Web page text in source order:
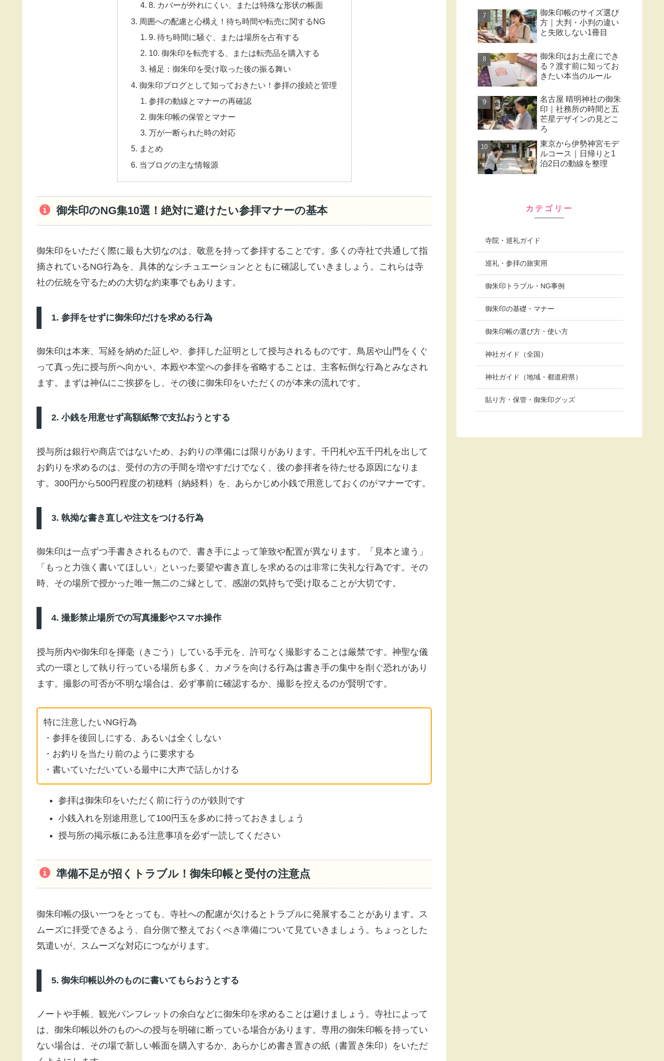
8. カバーが外れにくい、または特殊な形状の帳面
周囲への配慮と心構え！待ち時間や転売に関するNG
9. 待ち時間に騒ぐ、または場所を占有する
10. 御朱印を転売する、または転売品を購入する
補足：御朱印を受け取った後の振る舞い
御朱印ブログとして知っておきたい！参拝の接続と管理
参拝の動線とマナーの再確認
御朱印帳の保管とマナー
万が一断られた時の対応
まとめ
当ブログの主な情報源
御朱印のNG集10選！絶対に避けたい参拝マナーの基本
御朱印をいただく際に最も大切なのは、敬意を持って参拝することです。多くの寺社で共通して指
摘されているNG行為を、具体的なシチュエーションとともに確認していきましょう。これらは寺
社の伝統を守るための大切な約束事でもあります。
1. 参拝をせずに御朱印だけを求める行為
御朱印は本来、写経を納めた証しや、参拝した証明として授与されるものです。鳥居や山門をくぐ
って真っ先に授与所へ向かい、本殿や本堂への参拝を省略することは、主客転倒な行為とみなされ
ます。まずは神仏にご挨拶をし、その後に御朱印をいただくのが本来の流れです。
2. 小銭を用意せず高額紙幣で支払おうとする
授与所は銀行や商店ではないため、お釣りの準備には限りがあります。千円札や五千円札を出して
お釣りを求めるのは、受付の方の手間を増やすだけでなく、後の参拝者を待たせる原因になりま
す。300円から500円程度の初穂料（納経料）を、あらかじめ小銭で用意しておくのがマナーです。
3. 執拗な書き直しや注文をつける行為
御朱印は一点ずつ手書きされるもので、書き手によって筆致や配置が異なります。「見本と違う」
「もっと力強く書いてほしい」といった要望や書き直しを求めるのは非常に失礼な行為です。その
時、その場所で授かった唯一無二のご縁として、感謝の気持ちで受け取ることが大切です。
4. 撮影禁止場所での写真撮影やスマホ操作
授与所内や御朱印を揮毫（きごう）している手元を、許可なく撮影することは厳禁です。神聖な儀
式の一環として執り行っている場所も多く、カメラを向ける行為は書き手の集中を削ぐ恐れがあり
ます。撮影の可否が不明な場合は、必ず事前に確認するか、撮影を控えるのが賢明です。
特に注意したいNG行為
・参拝を後回しにする、あるいは全くしない
・お釣りを当たり前のように要求する
・書いていただいている最中に大声で話しかける
参拝は御朱印をいただく前に行うのが鉄則です
小銭入れを別途用意して100円玉を多めに持っておきましょう
授与所の掲示板にある注意事項を必ず一読してください
準備不足が招くトラブル！御朱印帳と受付の注意点
御朱印帳の扱い一つをとっても、寺社への配慮が欠けるとトラブルに発展することがあります。ス
ムーズに拝受できるよう、自分側で整えておくべき準備について見ていきましょう。ちょっとした
気遣いが、スムーズな対応につながります。
5. 御朱印帳以外のものに書いてもらおうとする
ノートや手帳、観光パンフレットの余白などに御朱印を求めることは避けましょう。寺社によって
は、御朱印帳以外のものへの授与を明確に断っている場合があります。専用の御朱印帳を持ってい
ない場合は、その場で新しい帳面を購入するか、あらかじめ書き置きの紙（書置き朱印）をいただ
御朱印帳のサイズ選び
方｜大判・小判の違い
と失敗しない1冊目
御朱印はお土産にでき
る？渡す前に知ってお
きたい本当のルール
名古屋 晴明神社の御朱
印｜社務所の時間と五
芒星デザインの見どこ
ろ
東京から伊勢神宮モデ
ルコース｜日帰りと1
泊2日の動線を整理
カテゴリー
寺院・巡礼ガイド
巡礼・参拝の旅実用
御朱印トラブル・NG事例
御朱印の基礎・マナー
御朱印帳の選び方・使い方
神社ガイド（全国）
神社ガイド（地域・都道府県）
貼り方・保管・御朱印グッズ